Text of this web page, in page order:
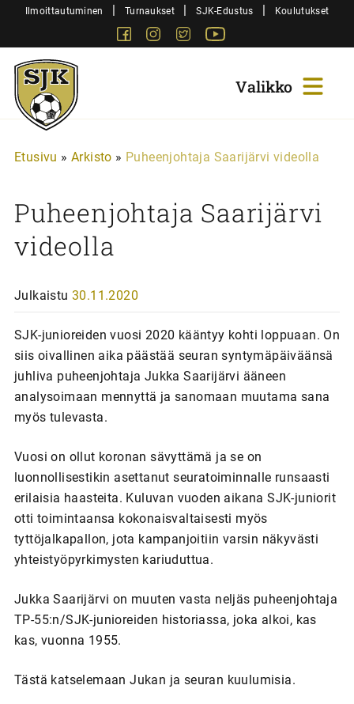
SiirryIlmoittautuminen | Turnaukset | SJK-Edustus | Koulutukset
FacebookInstagram
Twitter
Sjk-
Juniorit
Etusivu » Arkisto » Puheenjohtaja Saarijärvi videolla
Puheenjohtaja Saarijärvi
videolla
Julkaistu 30.11.2020
SJK-junioreiden vuosi 2020 kääntyy kohti loppuaan. On
siis oivallinen aika päästää seuran syntymäpäiväänsä
juhliva puheenjohtaja Jukka Saarijärvi ääneen
analysoimaan mennyttä ja sanomaan muutama sana
myös tulevasta.
Vuosi on ollut koronan sävyttämä ja se on
luonnollisestikin asettanut seuratoiminnalle runsaasti
erilaisia haasteita. Kuluvan vuoden aikana SJK-juniorit
otti toimintaansa kokonaisvaltaisesti myös
tyttöjalkapallon, jota kampanjoitiin varsin näkyvästi
yhteistyöpyrkimysten kariuduttua.
Jukka Saarijärvi on muuten vasta neljäs puheenjohtaja
TP-55:n/SJK-junioreiden historiassa, joka alkoi, kas
kas, vuonna 1955.
Tästä katselemaan Jukan ja seuran kuulumisia.